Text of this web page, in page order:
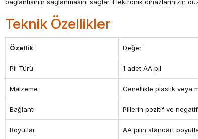
Teknik Özellikler
Özellik Değer
Pil Türü 1 adet AA pil
Malzeme Genellikle plastik veya
Bağlantı Pillerin pozitif ve
Boyutlar AA pilin standart